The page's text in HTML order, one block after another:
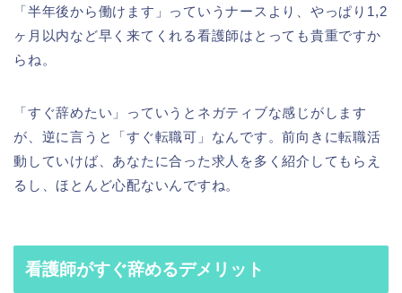
「半年後から働けます」っていうナースより、やっぱり1,2
ヶ月以内など早く来てくれる看護師はとっても貴重ですか
らね。
「すぐ辞めたい」っていうとネガティブな感じがします
が、逆に言うと「すぐ転職可」なんです。前向きに転職活
動していけば、あなたに合った求人を多く紹介してもらえ
るし、ほとんど心配ないんですね。
看護師がすぐ辞めるデメリット